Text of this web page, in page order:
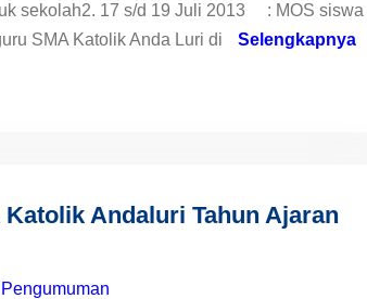
17 s/d 19 Juli 2013 : MOS siswa
SMA Katolik Anda Luri di
Selengkapnya
Andaluri Tahun Ajaran
Pengumuman